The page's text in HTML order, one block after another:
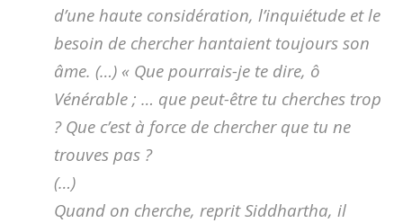
d’une haute considération, l’inquiétude et le
besoin de chercher hantaient toujours son
âme. (…) « Que pourrais-je te dire, ô
Vénérable ; … que peut-être tu cherches trop
? Que c’est à force de chercher que tu ne
trouves pas ?
(…)
Quand on cherche, reprit Siddhartha, il